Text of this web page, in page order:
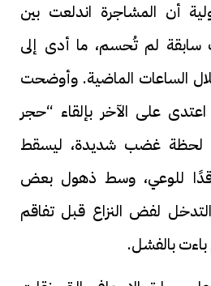
أن المشاجرة اندلعت بين
سابقة لم تُحسم، ما أدى إلى
الساعات الماضية. وأوضحت
على الآخر بإلقاء “حجر
لحظة غضب شديدة، ليسقط
للوعي، وسط ذهول بعض
لفض النزاع قبل تفاقم
باءت بالفشل.